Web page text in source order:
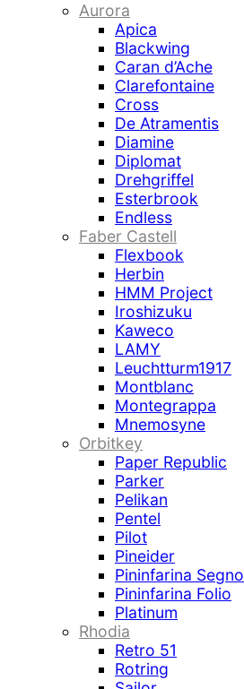
Aurora
Apica
Blackwing
Caran d’Ache
Clarefontaine
Cross
De Atramentis
Diamine
Diplomat
Drehgriffel
Esterbrook
Endless
Faber Castell
Flexbook
Herbin
HMM Project
Iroshizuku
Kaweco
LAMY
Leuchtturm1917
Montblanc
Montegrappa
Mnemosyne
Orbitkey
Paper Republic
Parker
Pelikan
Pentel
Pilot
Pineider
Pininfarina Segno
Pininfarina Folio
Platinum
Rhodia
Retro 51
Rotring